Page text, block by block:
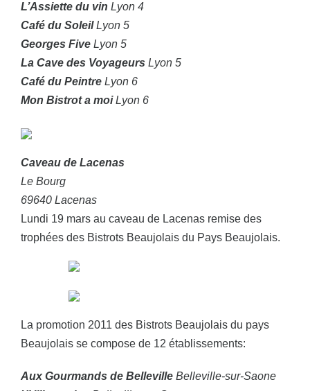
L’Assiette du vin Lyon 4
Café du SoleilLyon 5
Georges Five Lyon 5
La Cave des Voyageurs Lyon 5
Café du Peintre Lyon 6
Mon Bistrot a moiLyon 6
Caveau de Lacenas
Le Bourg
69640 Lacenas
Lundi 19 mars au caveau de Lacenas remise des
trophées des Bistrots Beaujolais du Pays Beaujolais.
La promotion 2011 des Bistrots Beaujolais du pays
Beaujolais se compose de 12 établissements:
Aux Gourmands de Belleville Belleville-sur-Saone